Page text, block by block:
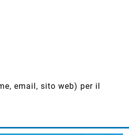
email, sito web) per il